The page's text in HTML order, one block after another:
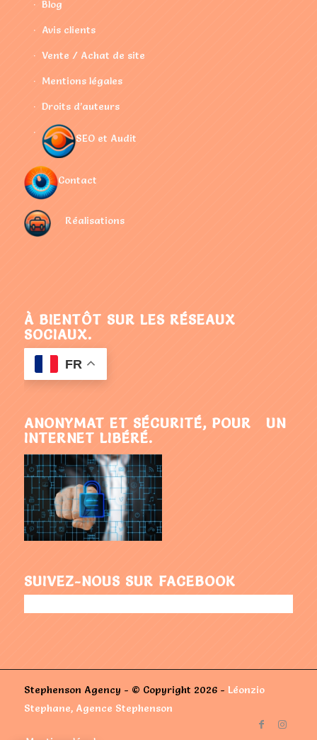
Blog
Avis clients
Vente / Achat de site
Mentions légales
Droits d’auteurs
SEO et Audit
Contact
Réalisations
À BIENTÔT SUR LES RÉSEAUX
SOCIAUX.
FR
ANONYMAT ET SÉCURITÉ, POUR UN
INTERNET LIBÉRÉ.
SUIVEZ-NOUS SUR FACEBOOK
Stephenson Agency - © Copyright 2026 - Léonzio
Stephane, Agence Stephenson